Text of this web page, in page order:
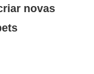
novas